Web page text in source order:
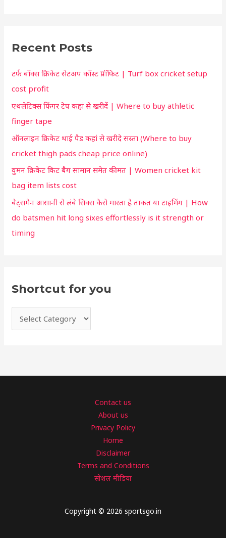
c
f
o
r
:
Recent Posts
टर्फ बॉक्स क्रिकेट सेटअप कॉस्ट प्रॉफिट | Turf box cricket setup
cost profit
एथलेटिक्स फिंगर टेप कहां से खरीदें | Where to buy athletic
finger tape
ऑनलाइन क्रिकेट थाई पैड कहां से खरीदे सस्ता (Where to buy
cricket thigh pads cheap price online)
वुमन क्रिकेट किट बैग सामान समेत कीमत | Women cricket kit
bag item lists cost
बैट्समैन आसानी से लंबे सिक्स कैसे मारता है ताकत या टाइमिंग | How
do batsmen hit long sixes effortlessly is it strength or
timing
Shortcut for you
t
f
o
r
Contact us
About us
Privacy Policy
Home
Disclaimer
Terms and Conditions
सोशल मीडिया
Copyright © 2026 sportsgo.in